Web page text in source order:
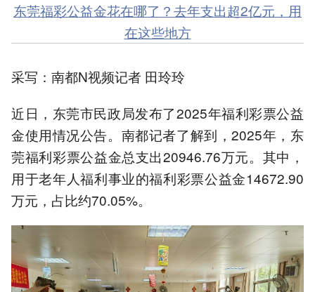
东莞福彩公益金花在哪了？去年支出超2亿元，用
在这些地方
采写：南都N视频记者 田玲玲
近日，东莞市民政局发布了2025年福利彩票公益
金使用情况公告。南都记者了解到，2025年，东
莞福利彩票公益金总支出20946.76万元。其中，
用于老年人福利事业的福利彩票公益金14672.90
万元，占比约70.05%。